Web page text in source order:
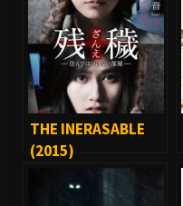
THE INERASABLE
(2015)